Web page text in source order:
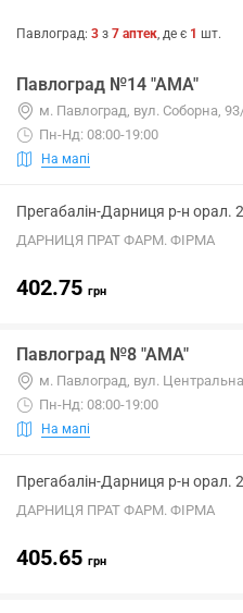
Павлоград: 3 з 7 аптек, де є 1 шт.
Павлоград №14 "АМА"
м. Павлоград, вул. Соборна,
Пн-Нд: 08:00-19:00
На мапі
Прегабалін-Дарниця р-н
ДАРНИЦЯ ПРАТ ФАРМ. ФІРМА
402.75 грн
Павлоград №8 "АМА"
м. Павлоград, вул.
Пн-Нд: 08:00-19:00
На мапі
Прегабалін-Дарниця р-н
ДАРНИЦЯ ПРАТ ФАРМ. ФІРМА
405.65 грн